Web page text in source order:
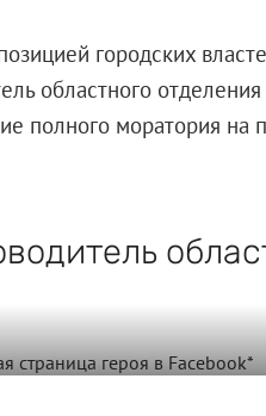
городских
областного
полного моратория на